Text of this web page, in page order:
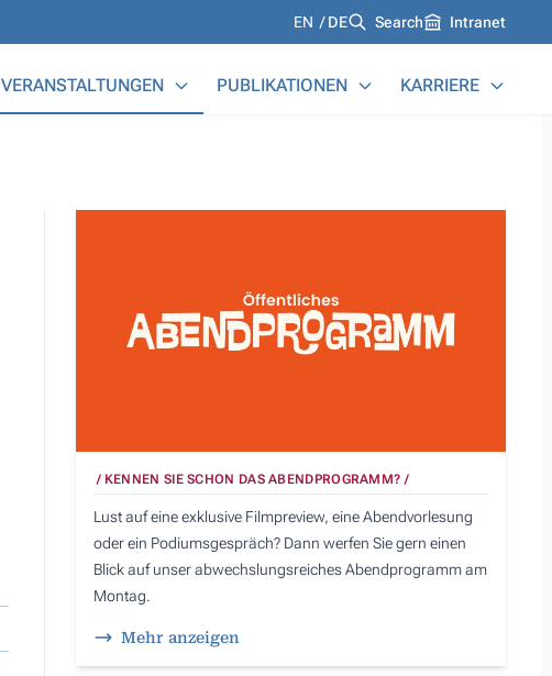
Languages
EN DE Search Intranet
VERANSTALTUNGEN PUBLIKATIONEN KARRIERE
KENNEN SIE SCHON DAS ABENDPROGRAMM?
Lust auf eine exklusive Filmpreview, eine Abendvorlesung
oder ein Podiumsgespräch? Dann werfen Sie gern einen
Blick auf unser abwechslungsreiches Abendprogramm am
Montag.
Mehr anzeigen